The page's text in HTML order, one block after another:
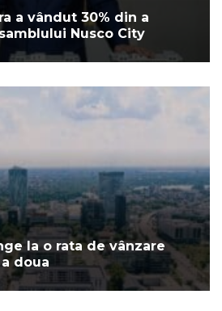
a vândut 30% din a
Nusco City
la o rata de vânzare
doua